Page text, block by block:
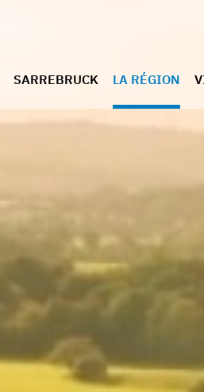
SARREBRUCK LA RÉGION